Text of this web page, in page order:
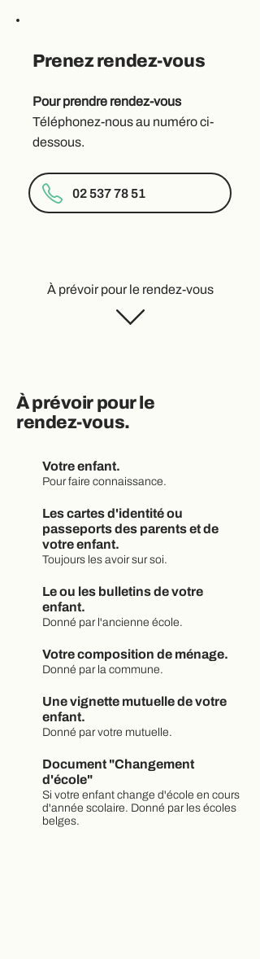
Prenez rendez-vous​​
Pour prendre rendez-vous
Téléphonez-nous au numéro ci-
dessous.
02 537 78 51
À prévoir pour le rendez-vous
À prévoir pour le
rendez-vous.
Votre enfant.
Pour faire connaissance.
Les cartes d'identité ou
passeports des parents et de
votre enfant.
Toujours les avoir sur soi.
Le ou les bulletins de votre
enfant.
Donné par l'ancienne école.
Votre composition de ménage.
Donné par la commune.
Une vignette mutuelle de votre
enfant.
Donné par votre mutuelle.
Document "Changement
d'école"
Si votre enfant change d'école en cours
d'année scolaire. Donné par les écoles
belges.